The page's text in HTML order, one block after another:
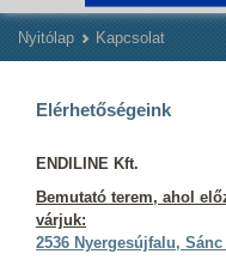
Nyitólap Kapcsolat
Elérhetőségeink
ENDILINE Kft.
Bemutató terem, ahol
várjuk:
2536 Nyergesújfalu,